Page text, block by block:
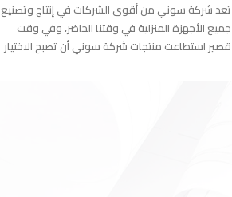
تعد شركة سوني من أقوى الشركات في إنتاج وتصنيع
جميع الأجهزة المنزلية في وقتنا الحاضر، وفي وقت
قصير استطاعت منتجات شركة سوني أن تصبح الاختيار